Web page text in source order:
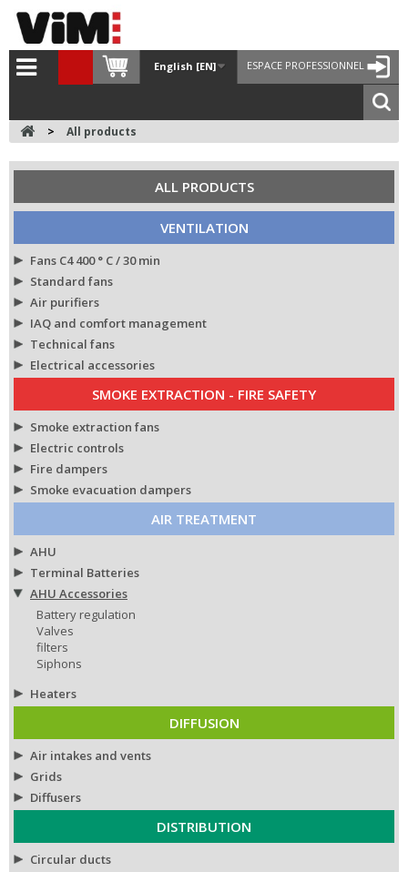
ESPACE PROFESSIONNEL
English [EN]
> All products
ALL PRODUCTS
VENTILATION
Fans C4 400 ° C / 30 min
Standard fans
Air purifiers
IAQ and comfort management
Technical fans
Electrical accessories
SMOKE EXTRACTION - FIRE SAFETY
Smoke extraction fans
Electric controls
Fire dampers
Smoke evacuation dampers
AIR TREATMENT
AHU
Terminal Batteries
AHU Accessories
Battery regulation
Valves
filters
Siphons
Heaters
DIFFUSION
Air intakes and vents
Grids
Diffusers
DISTRIBUTION
Circular ducts